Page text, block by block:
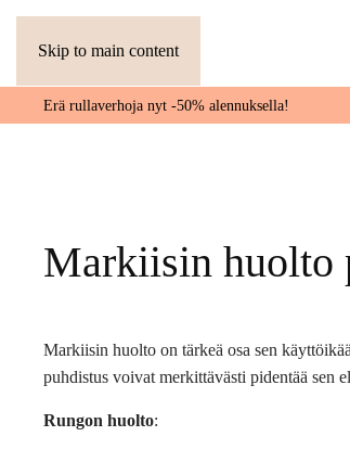
Skip to main content
Erä rullaverhoja nyt -50% alennuksella!
Markiisin huolto
Markiisin huolto on tärkeä osa sen
puhdistus voivat merkittävästi pidentää sen
Rungon huolto: